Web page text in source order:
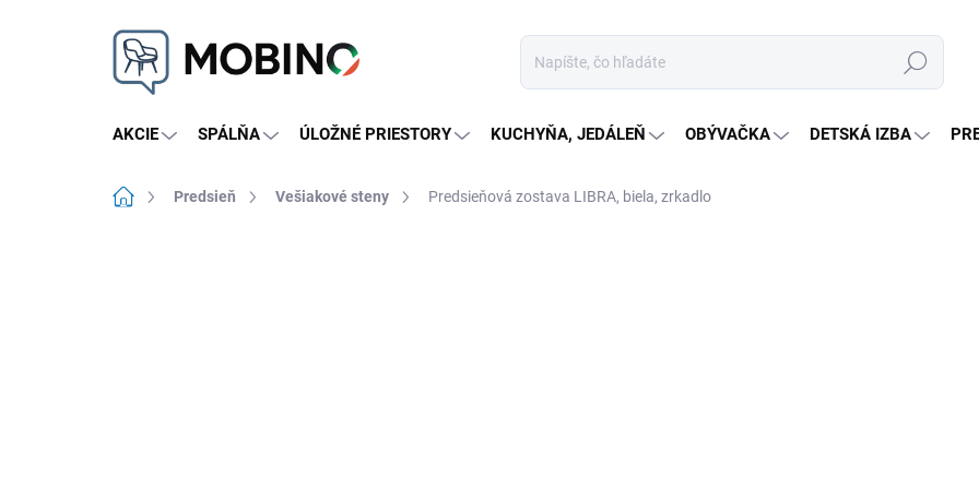
Hľadať
AKCIE SPÁLŇA ÚLOŽNÉ PRIESTORY KUCHYŇA, JEDÁLEŇ OBÝVAČKA DETSKÁ IZBA
DomovPredsieň Vešiakové steny Predsieňová zostava LIBRA, biela, zrkadlo